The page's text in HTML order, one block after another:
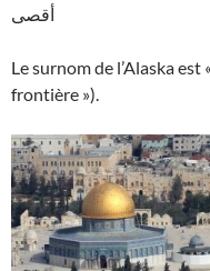
أقصى
Le surnom de l’Alaska
frontière »).